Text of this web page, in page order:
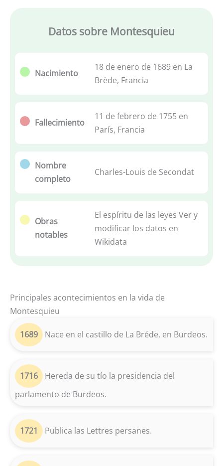
Datos sobre Montesquieu
Nacimiento
18 de enero de 1689 en La
Brède, Francia
Fallecimiento
11 de febrero de 1755 en
París, Francia
Nombre
completo
Charles-Louis de Secondat
Obras
notables
El espíritu de las leyes Ver y
modificar los datos en
Wikidata
Principales acontecimientos en la vida de
Montesquieu
1689 Nace en el castillo de La Bréde, en Burdeos.
1716
Hereda de su tío la presidencia del
parlamento de Burdeos.
1721 Publica las Lettres persanes.